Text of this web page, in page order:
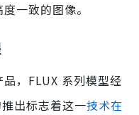
一致的图像。
，FLUX 系列模型经
出标志着这一技术在